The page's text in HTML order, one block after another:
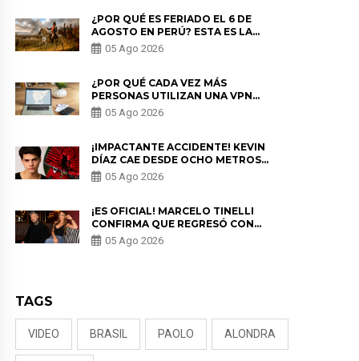
¿POR QUÉ ES FERIADO EL 6 DE
AGOSTO EN PERÚ? ESTA ES LA
HISTORIA
05 Ago 2026
¿POR QUÉ CADA VEZ MÁS
PERSONAS UTILIZAN UNA VPN
PARA PROTEGER SU
PRIVACIDAD?
05 Ago 2026
¡IMPACTANTE ACCIDENTE! KEVIN
DÍAZ CAE DESDE OCHO METROS
EN “ESTO ES GUERRA” Y GENERA
PREOCUPACIÓN
05 Ago 2026
¡ES OFICIAL! MARCELO TINELLI
CONFIRMA QUE REGRESÓ CON
MILETT FIGUEROA: “EL AMOR
PUDO MÁS”
05 Ago 2026
TAGS
VIDEO BRASIL PAOLO ALONDRA